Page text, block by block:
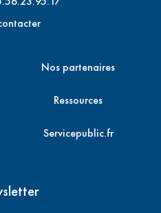
Nos partenaires
Ressources
Servicepublic.fr